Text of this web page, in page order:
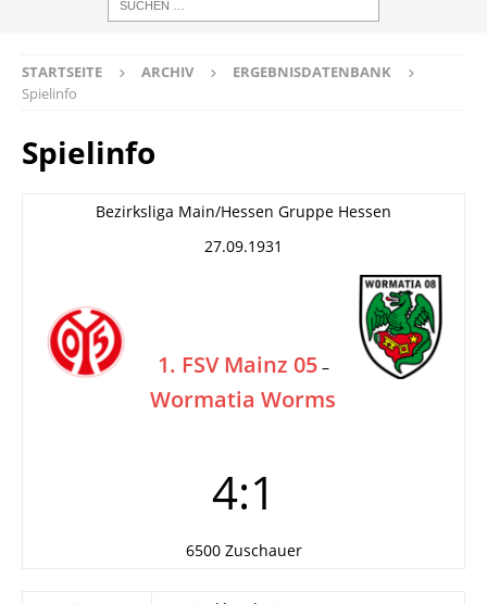
STARTSEITE ARCHIV
ERGEBNISDATENBANK
Spielinfo
Spielinfo
Bezirksliga Main/Hessen Gruppe Hessen
27.09.1931
1. FSV Mainz 05 –
Wormatia Worms
4:1
6500 Zuschauer